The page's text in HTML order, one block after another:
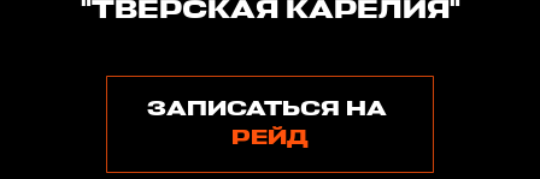
"ТВЕРСКАЯ КАРЕЛИЯ"
ЗАПИСАТЬСЯ НА
РЕЙД